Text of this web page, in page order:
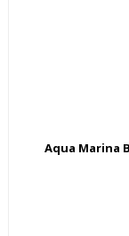
Aqua Marina